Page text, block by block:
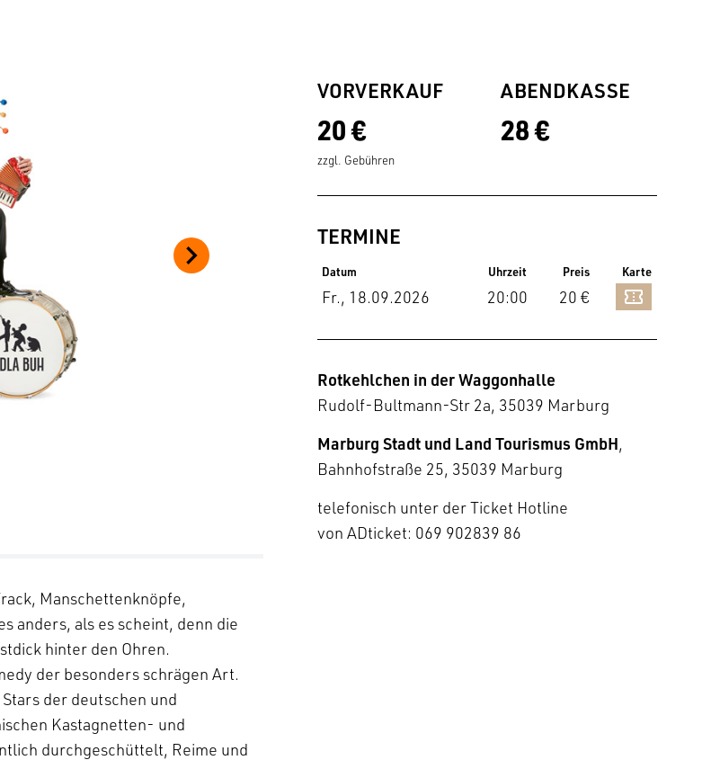
Manschettenknöpfe,
anders, als es scheint, denn die
hinter den Ohren.
der besonders schrägen Art.
der deutschen und
Kastagnetten- und
durchgeschüttelt, Reime und
VORVERKAUF
20 €
zzgl. Gebühren
ABENDKASSE
28 €
TERMINE
Datum Uhrzeit Preis Karte
Fr., 18.09.2026 20:00 20 €
Rotkehlchen in der Waggonhalle
Rudolf-Bultmann-Str 2a, 35039 Marburg
Marburg Stadt und Land Tourismus GmbH,
Bahnhofstraße 25, 35039 Marburg
telefonisch unter der Ticket Hotline
von ADticket: 069 902839 86